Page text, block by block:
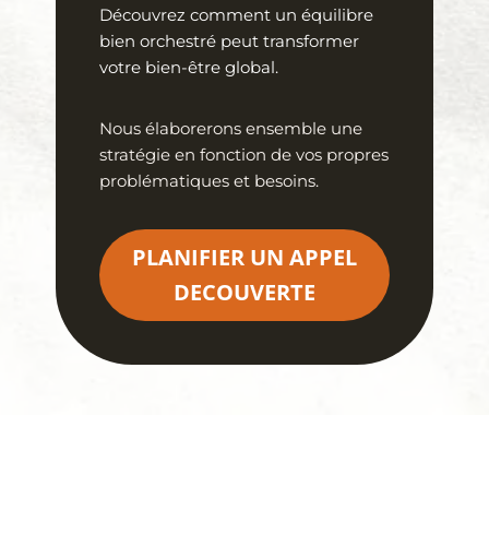
Découvrez comment un équilibre
bien orchestré peut transformer
votre bien-être global.
Nous élaborerons ensemble une
stratégie en fonction de vos propres
problématiques et besoins.
PLANIFIER UN APPEL
DECOUVERTE